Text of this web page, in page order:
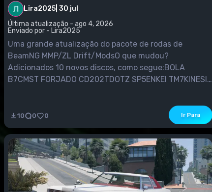
Lira2025 30 jul
Última atualização - ago 4, 2026
Enviado por - Lira2025
Uma grande atualização do pacote de rodas de
BeamNG MMP/ZL Drift/ModsO que mudou?
Adicionados 10 novos discos, como segue:BOLA
B7CMST FORJADO CD202TDOTZ SP5ENKEI TM7KINESIS
SS5DESENHO ANTERIOR PD4Esses 10 discos foram
criados literalmente do zero, usando novas texturas e
materiais mais corretos, o...
10 0 0 Ir Para